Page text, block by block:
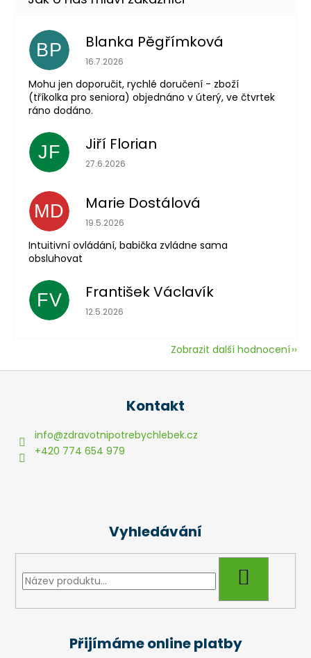
BP Blanka Pěgřímková
Hodnocení obchodu je 5 z 5 hvězdiček.
16.7.2026
Mohu jen doporučit, rychlé doručení - zboží
(tříkolka pro seniora) objednáno v úterý, ve čtvrtek
ráno dodáno.
JF Jiří Florian
Hodnocení obchodu je 5 z 5 hvězdiček.
27.6.2026
MD Marie Dostálová
Hodnocení obchodu je 5 z 5 hvězdiček.
19.5.2026
Intuitivní ovládání, babička zvládne sama
obsluhovat
FV František Václavík
Hodnocení obchodu je 5 z 5 hvězdiček.
12.5.2026
Zobrazit další hodnocení
Z
Kontakt
info@zdravotnipotrebychlebek.cz
+420 774 654 979
Vyhledávání
Přijímáme online platby